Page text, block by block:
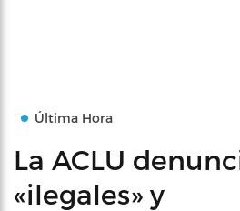
Última Hora
La ACLU
«ilegales» y